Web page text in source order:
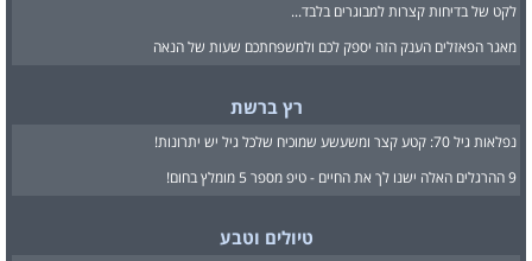
לקט של בדיחות קצרות למבוגרים בלבד...
מאגר הפאזלים הענק הזה יספק לכם ולמשפחתכם שעות של הנאה
רץ ברשת
נפלאות גיל 70: קטע קצר ומשעשע שמוכיח שלכל גיל יש יתרונות!
9 ההרגלים האלה ישנו לך את החיים - טיפ מספר 5 מומלץ בחום!
טיולים וטבע